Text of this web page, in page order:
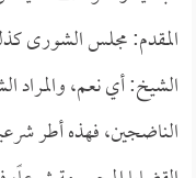
المقدم: مجلس الشورى
الشيخ: أي نعم،
الناضجين، فهذه أطر